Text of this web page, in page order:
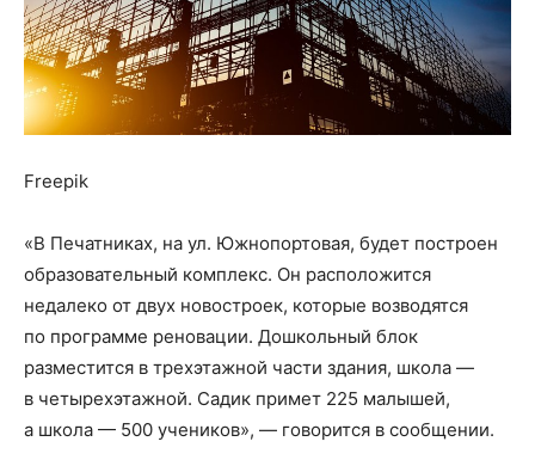
Freepik
«В Печатниках, на ул. Южнопортовая, будет построен
образовательный комплекс. Он расположится
недалеко от двух новостроек, которые возводятся
по программе реновации. Дошкольный блок
разместится в трeхэтажной части здания, школа —
в четырехэтажной. Садик примет 225 малышей,
а школа — 500 учеников», — говорится в сообщении.